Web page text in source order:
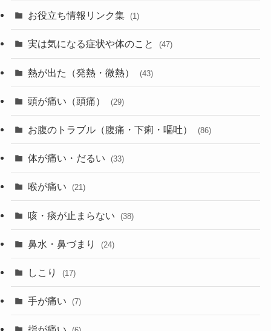
お役立ち情報リンク集 (1)
実は気になる症状や体のこと (47)
熱が出た（発熱・微熱） (43)
頭が痛い（頭痛） (29)
お腹のトラブル（腹痛・下痢・嘔吐） (86)
体が痛い・だるい (33)
喉が痛い (21)
咳・痰が止まらない (38)
鼻水・鼻づまり (24)
しこり (17)
手が痛い (7)